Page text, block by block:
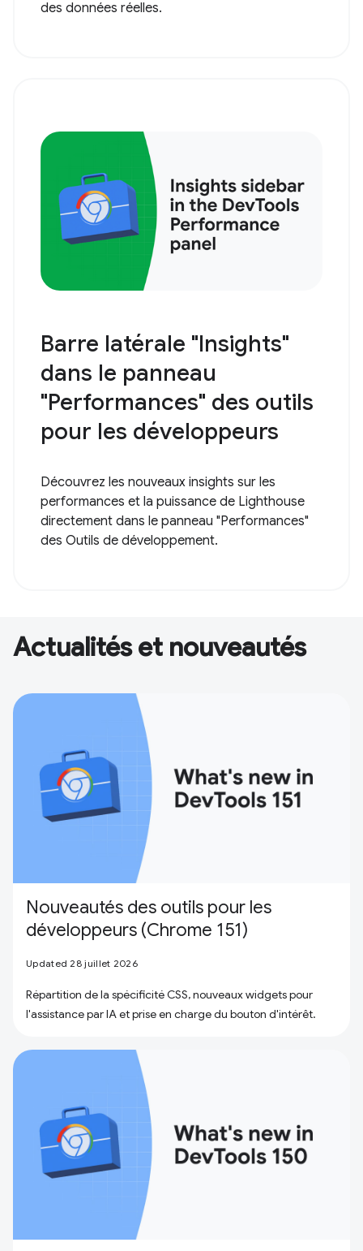
des données réelles.
Barre latérale "Insights"
dans le panneau
"Performances" des outils
pour les développeurs
Découvrez les nouveaux insights sur les
performances et la puissance de Lighthouse
directement dans le panneau "Performances"
des Outils de développement.
Actualités et nouveautés
Nouveautés des outils pour les
développeurs (Chrome 151)
Updated 28 juillet 2026
Répartition de la spécificité CSS, nouveaux widgets pour
l'assistance par IA et prise en charge du bouton d'intérêt.